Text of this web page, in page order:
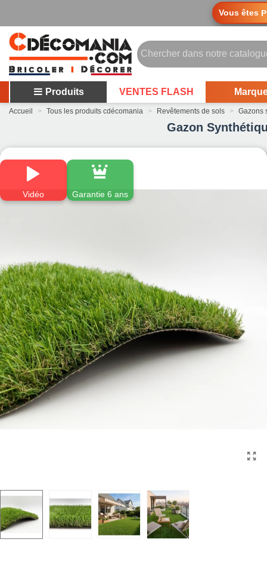
Vous êtes
Produits VENTES FLASH
Accueil > Tous les produits cdécomania > Revêtements de sols > Gazons
Gazon
Vidéo Garantie 6 ans